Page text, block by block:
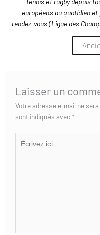
européens au quotidien
rendez-vous (Ligue des
Laisser un
Votre adresse e-mail ne
sont indiqués avec*
Écrivez
ici…